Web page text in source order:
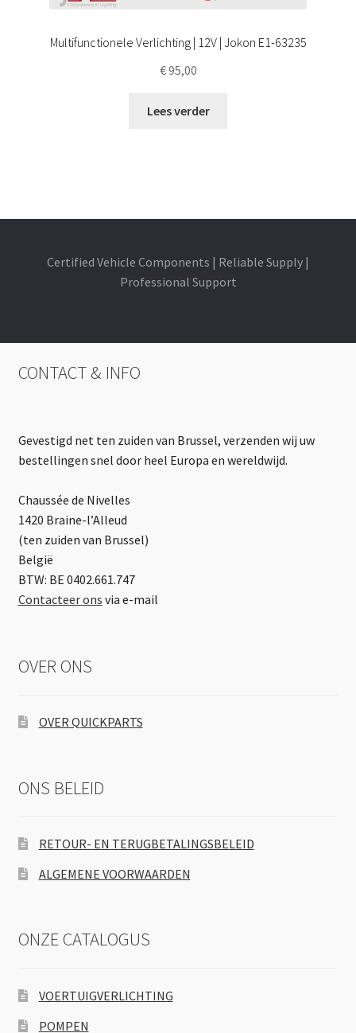
Multifunctionele Verlichting | 12V | Jokon E1-63235
€95,00
Lees verder
Certified Vehicle Components | Reliable Supply |
Professional Support
CONTACT & INFO
Gevestigd net ten zuiden van Brussel, verzenden wij uw
bestellingen snel door heel Europa en wereldwijd.
Chaussée de Nivelles
1420 Braine-l’Alleud
(ten zuiden van Brussel)
België
BTW: BE 0402.661.747
Contacteer ons via e-mail
OVER ONS
OVER QUICKPARTS
ONS BELEID
RETOUR- EN TERUGBETALINGSBELEID
ALGEMENE VOORWAARDEN
ONZE CATALOGUS
VOERTUIGVERLICHTING
POMPEN